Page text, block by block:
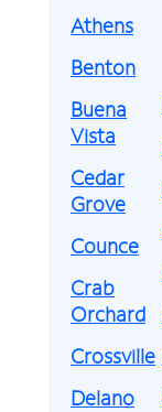
Athens
Benton
Buena
Vista
Cedar
Grove
Counce
Crab
Orchard
Crossville
Delano